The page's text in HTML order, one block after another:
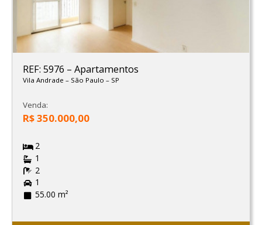
REF: 5976 – Apartamentos
Vila Andrade – São Paulo – SP
Venda:
R$ 350.000,00
2
1
2
1
55.00 m²